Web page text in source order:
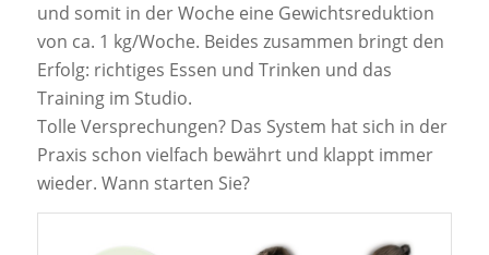
und somit in der Woche eine Gewichtsreduktion
von ca. 1 kg/Woche. Beides zusammen bringt den
Erfolg: richtiges Essen und Trinken und das
Training im Studio.
Tolle Versprechungen? Das System hat sich in der
Praxis schon vielfach bewährt und klappt immer
wieder. Wann starten Sie?